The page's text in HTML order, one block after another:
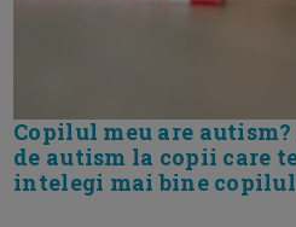
Copilul meu are
de autism la copii care
intelegi mai bine copilul